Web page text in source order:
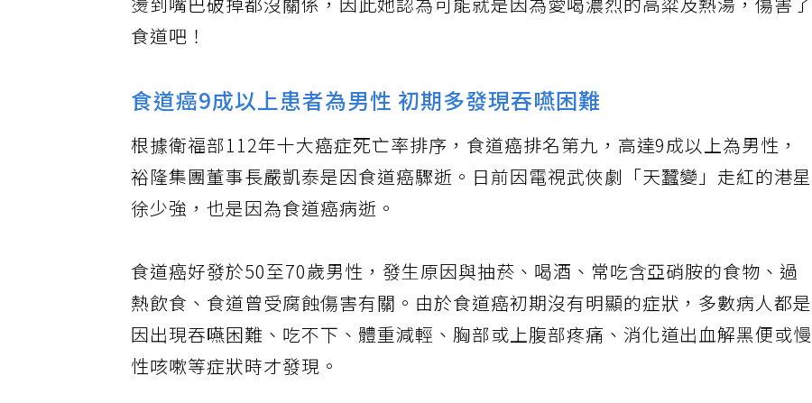
燙到嘴巴破掉都沒關係，因此她認為可能就是因為愛喝濃烈的高粱及熱湯，傷害了
食道吧！
食道癌9成以上患者為男性 初期多發現吞嚥困難
根據衛福部112年十大癌症死亡率排序，食道癌排名第九，高達9成以上為男性，
裕隆集團董事長嚴凱泰是因食道癌驟逝。日前因電視武俠劇「天蠶變」走紅的港星
徐少強，也是因為食道癌病逝。
食道癌好發於50至70歲男性，發生原因與抽菸、喝酒、常吃含亞硝胺的食物、過
熱飲食、食道曾受腐蝕傷害有關。由於食道癌初期沒有明顯的症狀，多數病人都是
因出現吞嚥困難、吃不下、體重減輕、胸部或上腹部疼痛、消化道出血解黑便或慢
性咳嗽等症狀時才發現。